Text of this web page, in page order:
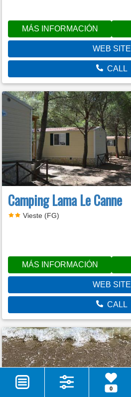
MÁS INFORMACIÓN
WEB SITE
CALL
Camping Lama Le Canne
Vieste (FG)
MÁS INFORMACIÓN
WEB SITE
CALL
0